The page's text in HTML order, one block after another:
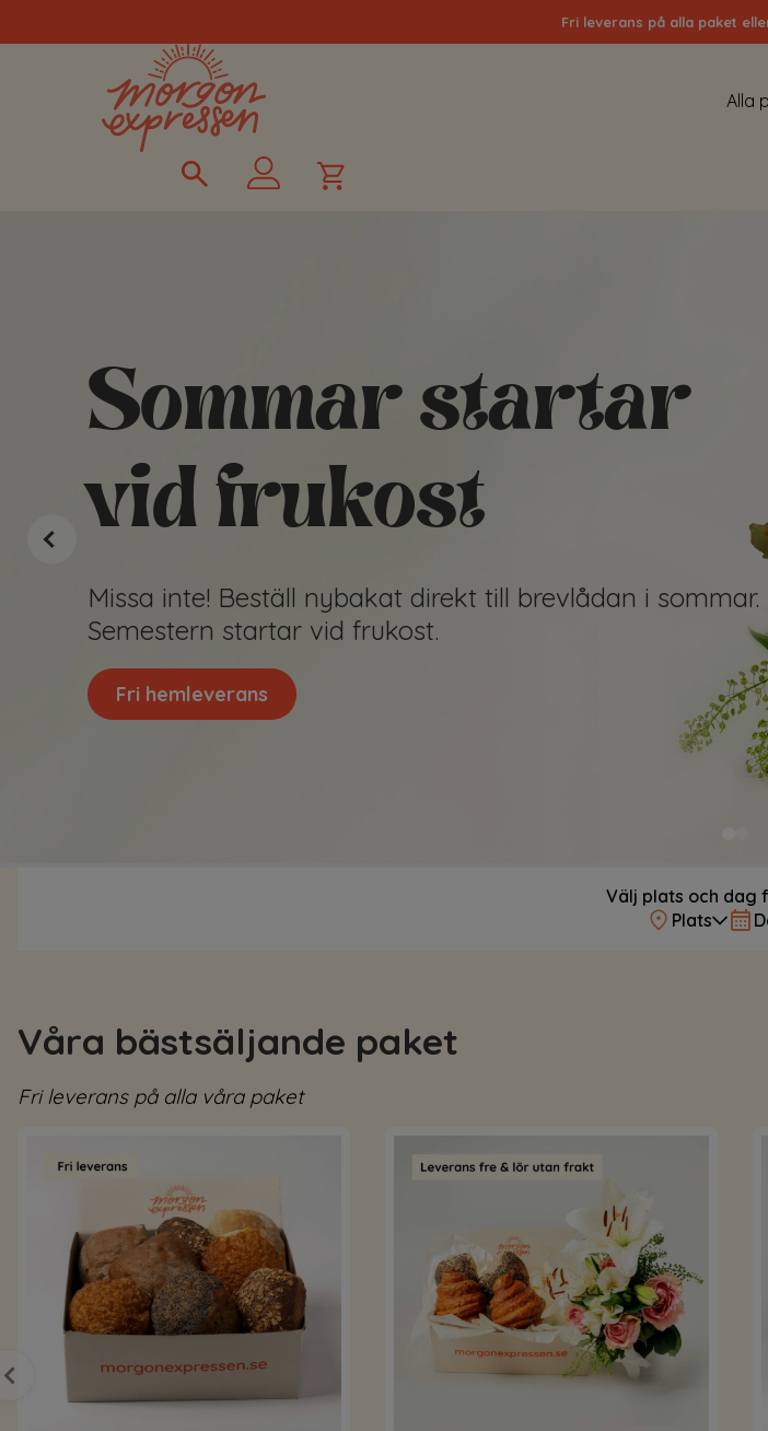
Beställ senast kl 21:00 dagen
Alla
Nygräddat med
hemleverans
Nybakat bröd från bageriet, levererat hem till dig
– precis i tid för frukosten!
Beställ nu
Välj plats och dag
Plats
Våra bästsäljande paket
Fri leverans på alla våra paket